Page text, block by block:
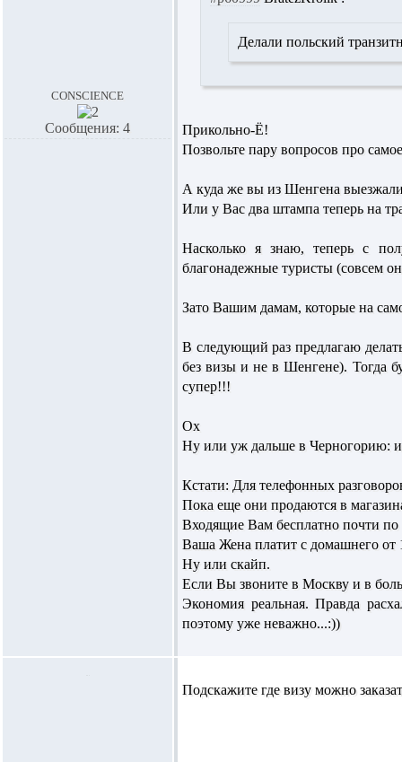
conscience
Сообщения: 4
Делали польский
Прикольно-Ё!
Позвольте пару вопросов про
А куда же вы из Шенгена
Или у Вас два штампа теперь на
Насколько я знаю, теперь с
благонадежные туристы (совсем
Зато Вашим дамам, которые на
В следующий раз предлагаю
без визы и не в Шенгене). Тогда
супер!!!
Ох
Ну или уж дальше в Черногорию:
Кстати: Для телефонных
Пока еще они продаются в
Входящие Вам бесплатно почти
Ваша Жена платит с домашнего от
Ну или скайп.
Если Вы звоните в Москву и в
Экономия реальная. Правда
поэтому уже неважно...:))
Подскажите где визу можно